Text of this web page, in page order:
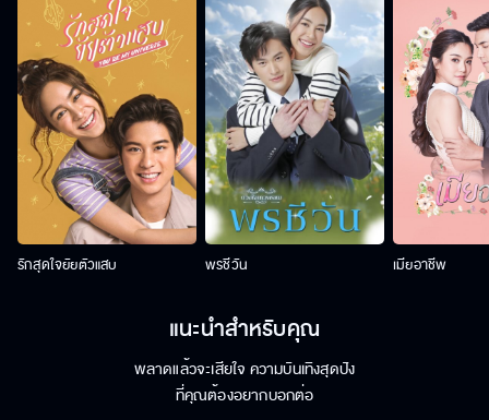
รักสุดใจยัยตัวแสบ พรชีวัน เมียอาชีพ
แนะนำสำหรับคุณ
พลาดแล้วจะเสียใจ ความบันเทิงสุดปัง
ที่คุณต้องอยากบอกต่อ